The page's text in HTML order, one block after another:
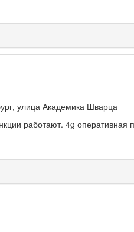
улица Академика Шварца
работают. 4g